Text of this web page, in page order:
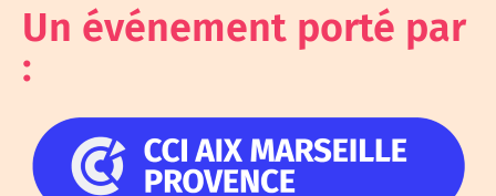
Un événement porté par
: